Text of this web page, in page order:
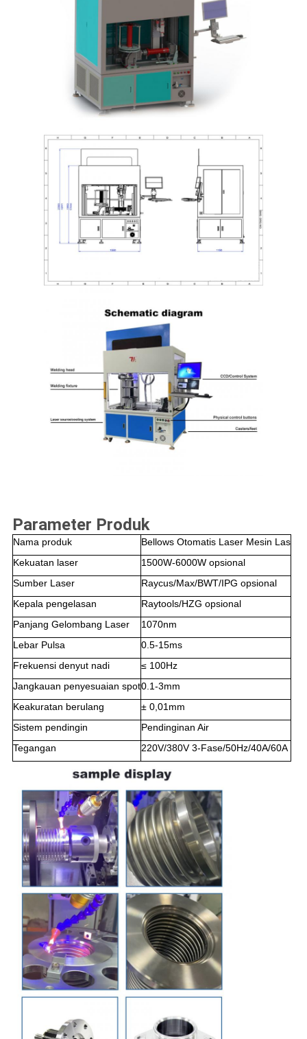
Parameter Produk
Nama produk
Bellows Otomatis Laser Mesin Las
Kekuatan laser
1500W-6000W opsional
Sumber Laser
Raycus/Max/BWT/IPG opsional
Kepala pengelasan
Raytools/HZG opsional
Panjang Gelombang Laser
1070nm
Lebar Pulsa
0.5-15ms
Frekuensi denyut nadi
≤ 100Hz
Jangkauan penyesuaian spot0.1-3mm
Keakuratan berulang
± 0,01mm
Sistem pendingin
Pendinginan Air
Tegangan
220V/380V 3-Fase/50Hz/40A/60A